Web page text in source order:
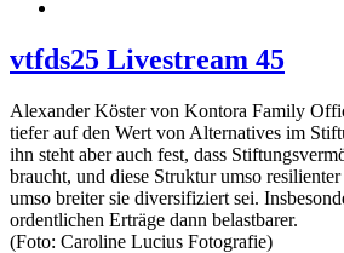
vtfds25 Livestream 45
Alexander Köster von Kontora Family
tiefer auf den Wert von Alternatives im
ihn steht aber auch fest, dass
braucht, und diese Struktur umso
umso breiter sie diversifiziert sei.
ordentlichen Erträge dann belastbarer.
(Foto: Caroline Lucius Fotografie)